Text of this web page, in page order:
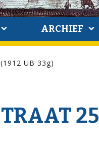
ARCHIEF
UB 33g)